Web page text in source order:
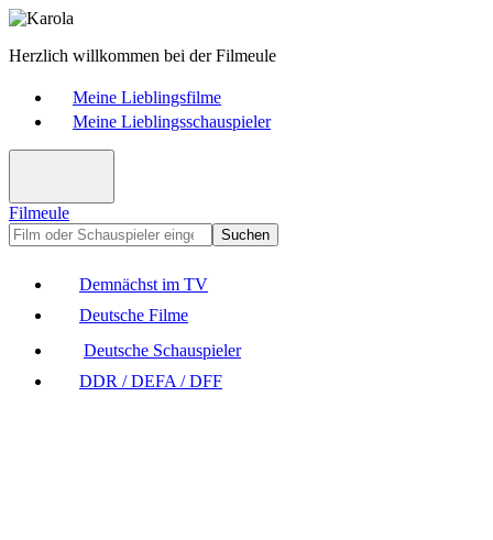
Herzlich willkommen bei der Filmeule
Meine Lieblingsfilme
Meine Lieblingsschauspieler
Filmeule
Suchen
Demnächst im TV
Deutsche Filme
Deutsche Schauspieler
DDR / DEFA / DFF